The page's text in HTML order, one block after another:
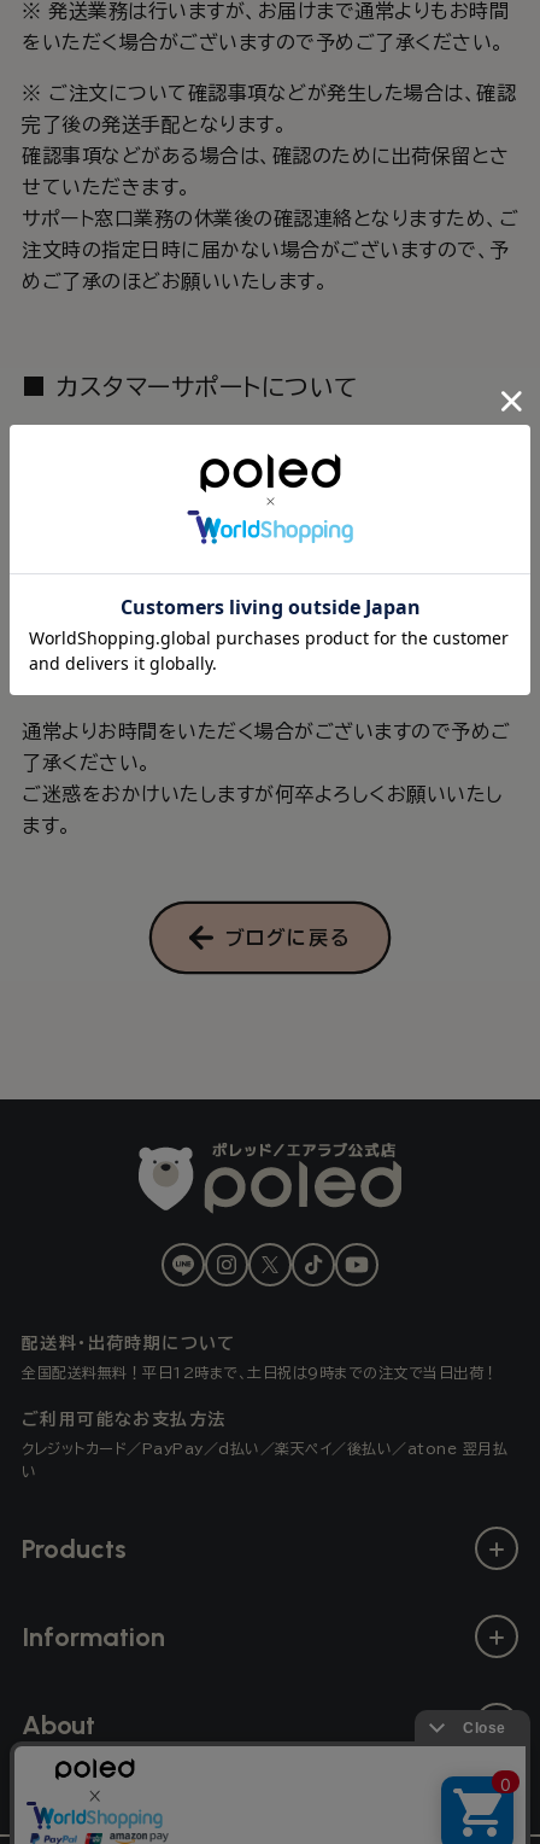
※ 発送業務は行いますが、お届けまで通常よりもお時間
をいただく場合がございますので予めご了承ください。
※ ご注文について確認事項などが発生した場合は、確認
完了後の発送手配となります。
確認事項などがある場合は、確認のために出荷保留とさ
せていただきます。
サポート窓口業務の休業後の確認連絡となりますため、ご
注文時の指定日時に届かない場合がございますので、予
めご了承のほどお願いいたします。
■ カスタマーサポートについて
誠に勝手ながら、上記期間はゴールデンウィーク休業のた
2025年5月7日(水)より順次返信いたします。
※ お問い合わせ内容により、休業期間中も対応させてい
ただく場合がございます。
通常よりお時間をいただく場合がございますので予めご
了承ください。
ご迷惑をおかけいたしますが何卒よろしくお願いいたし
ます。
ブログに戻る
LINEInstagram
X
TikTokYouTube
配送料・出荷時期について
全国配送料無料！平日12時まで、土日祝は9時までの注文で当日出荷！
ご利用可能なお支払方法
クレジットカード／PayPay／d払い／楽天ペイ／後払い／atone 翌月払
い
Products
Information
About